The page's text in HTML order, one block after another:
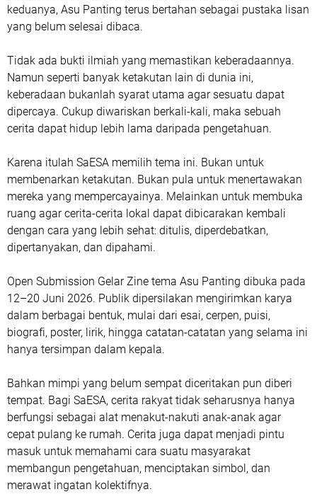
keduanya, Asu Panting terus bertahan sebagai pustaka lisan
yang belum selesai dibaca.
Tidak ada bukti ilmiah yang memastikan keberadaannya.
Namun seperti banyak ketakutan lain di dunia ini,
keberadaan bukanlah syarat utama agar sesuatu dapat
dipercaya. Cukup diwariskan berkali-kali, maka sebuah
cerita dapat hidup lebih lama daripada pengetahuan.
Karena itulah SaESA memilih tema ini. Bukan untuk
membenarkan ketakutan. Bukan pula untuk menertawakan
mereka yang mempercayainya. Melainkan untuk membuka
ruang agar cerita-cerita lokal dapat dibicarakan kembali
dengan cara yang lebih sehat: ditulis, diperdebatkan,
dipertanyakan, dan dipahami.
Open Submission Gelar Zine tema Asu Panting dibuka pada
12–20 Juni 2026. Publik dipersilakan mengirimkan karya
dalam berbagai bentuk, mulai dari esai, cerpen, puisi,
biografi, poster, lirik, hingga catatan-catatan yang selama ini
hanya tersimpan dalam kepala.
Bahkan mimpi yang belum sempat diceritakan pun diberi
tempat. Bagi SaESA, cerita rakyat tidak seharusnya hanya
berfungsi sebagai alat menakut-nakuti anak-anak agar
cepat pulang ke rumah. Cerita juga dapat menjadi pintu
masuk untuk memahami cara suatu masyarakat
membangun pengetahuan, menciptakan simbol, dan
merawat ingatan kolektifnya.